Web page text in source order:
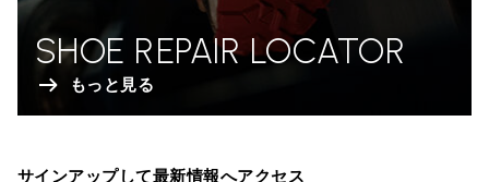
SHOE REPAIR LOCATOR
もっと見る
サインアップして最新情報へアクセス